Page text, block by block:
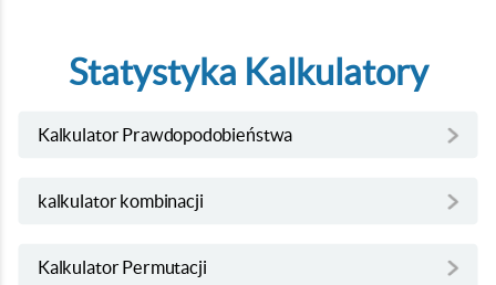
Statystyka Kalkulatory
Kalkulator Prawdopodobieństwa
kalkulator kombinacji
Kalkulator Permutacji